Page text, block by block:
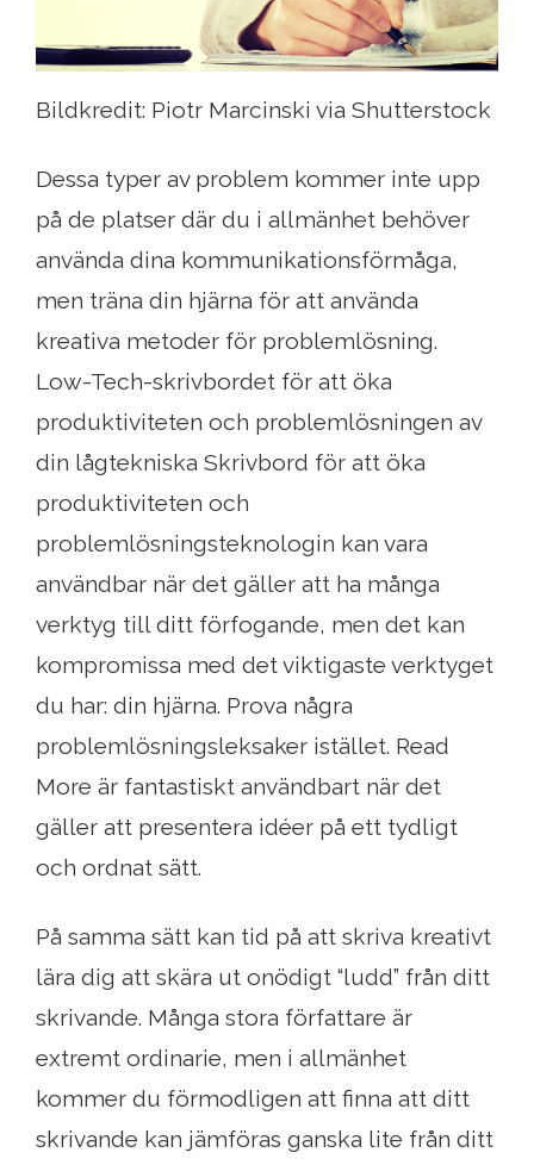
Bildkredit: Piotr Marcinski via Shutterstock
Dessa typer av problem kommer inte upp
på de platser där du i allmänhet behöver
använda dina kommunikationsförmåga,
men träna din hjärna för att använda
kreativa metoder för problemlösning.
Low-Tech-skrivbordet för att öka
produktiviteten och problemlösningen av
din lågtekniska Skrivbord för att öka
produktiviteten och
problemlösningsteknologin kan vara
användbar när det gäller att ha många
verktyg till ditt förfogande, men det kan
kompromissa med det viktigaste verktyget
du har: din hjärna. Prova några
problemlösningsleksaker istället. Read
More är fantastiskt användbart när det
gäller att presentera idéer på ett tydligt
och ordnat sätt.
På samma sätt kan tid på att skriva kreativt
lära dig att skära ut onödigt “ludd” från ditt
skrivande. Många stora författare är
extremt ordinarie, men i allmänhet
kommer du förmodligen att finna att ditt
skrivande kan jämföras ganska lite från ditt